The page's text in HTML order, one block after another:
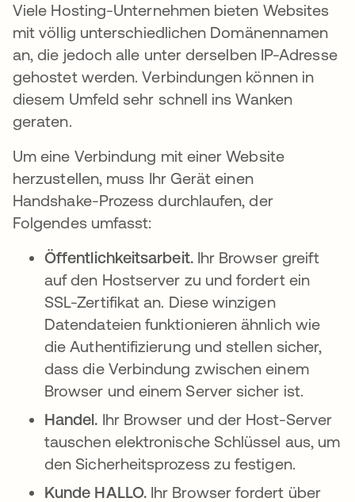
Viele Hosting-Unternehmen bieten Websites
mit völlig unterschiedlichen Domänennamen
an, die jedoch alle unter derselben IP-Adresse
gehostet werden. Verbindungen können in
diesem Umfeld sehr schnell ins Wanken
geraten.
Um eine Verbindung mit einer Website
herzustellen, muss Ihr Gerät einen
Handshake-Prozess durchlaufen, der
Folgendes umfasst:
Öffentlichkeitsarbeit. Ihr Browser greift
auf den Hostserver zu und fordert ein
SSL-Zertifikat an. Diese winzigen
Datendateien funktionieren ähnlich wie
die Authentifizierung und stellen sicher,
dass die Verbindung zwischen einem
Browser und einem Server sicher ist.
Handel. Ihr Browser und der Host-Server
tauschen elektronische Schlüssel aus, um
den Sicherheitsprozess zu festigen.
Kunde HALLO. Ihr Browser fordert über